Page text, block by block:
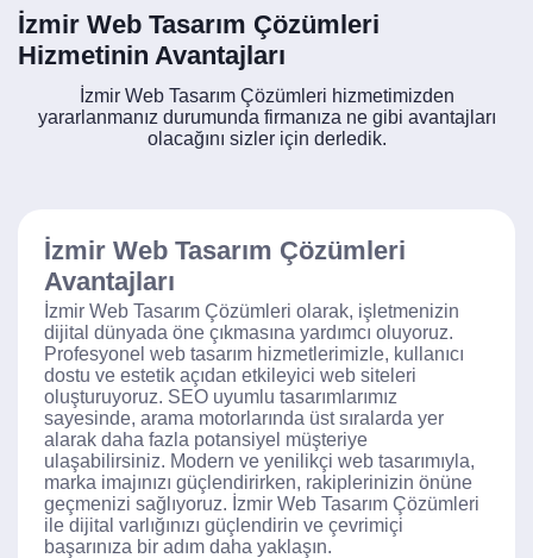
İzmir Web Tasarım Çözümleri
Hizmetinin Avantajları
İzmir Web Tasarım Çözümleri hizmetimizden
yararlanmanız durumunda firmanıza ne gibi avantajları
olacağını sizler için derledik.
İzmir Web Tasarım Çözümleri
Avantajları
İzmir Web Tasarım Çözümleri olarak, işletmenizin
dijital dünyada öne çıkmasına yardımcı oluyoruz.
Profesyonel web tasarım hizmetlerimizle, kullanıcı
dostu ve estetik açıdan etkileyici web siteleri
oluşturuyoruz. SEO uyumlu tasarımlarımız
sayesinde, arama motorlarında üst sıralarda yer
alarak daha fazla potansiyel müşteriye
ulaşabilirsiniz. Modern ve yenilikçi web tasarımıyla,
marka imajınızı güçlendirirken, rakiplerinizin önüne
geçmenizi sağlıyoruz. İzmir Web Tasarım Çözümleri
ile dijital varlığınızı güçlendirin ve çevrimiçi
başarınıza bir adım daha yaklaşın.